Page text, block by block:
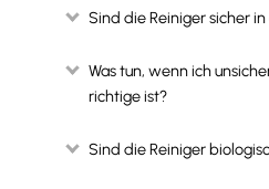
Sind die Reiniger sicher
Was tun, wenn ich
richtige ist?
Sind die Reiniger